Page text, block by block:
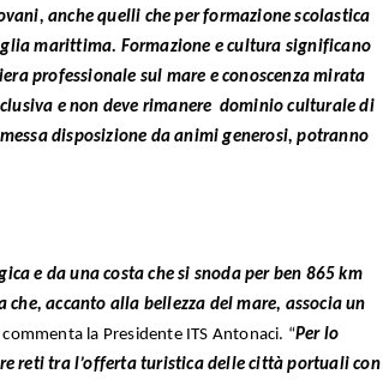
anche quelli che per formazione scolastica
marittima. Formazione e cultura significano
professionale sul mare e conoscenza mirata
e non deve rimanere dominio culturale di
disposizione da animi generosi, potranno
e da una costa che si snoda per ben 865 km
accanto alla bellezza del mare, associa un
commenta la Presidente ITS Antonaci. “Per lo
reti tra l’offerta turistica delle città portuali con